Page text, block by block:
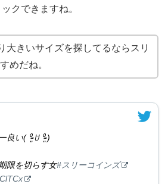
クできますね。
大きいサイズを探してるならスリ
めだね。
良い( ⁰̷̴͈ ꇴ ⁰̷̴͈ )
限を切らす女#スリーコインズ